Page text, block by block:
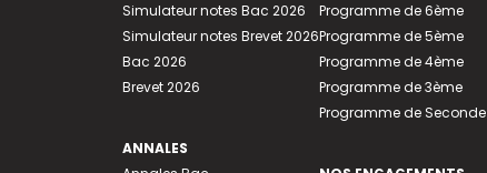
Simulateur notes Bac 2026
Simulateur notes Brevet 2026
Bac 2026
Brevet 2026
ANNALES
Programme de 6ème
Programme de 5ème
Programme de 4ème
Programme de 3ème
Programme de Seconde